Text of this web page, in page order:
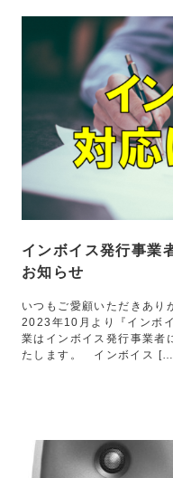
インボイス発行事業
お知らせ
いつもご愛顧いただきあ
2023年10月より『インボ
業はインボイス発行事業者
たします。 インボイス